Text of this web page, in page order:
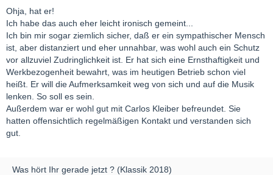
Ohja, hat er!
Ich habe das auch eher leicht ironisch gemeint...
Ich bin mir sogar ziemlich sicher, daß er ein sympathischer Mensch
ist, aber distanziert und eher unnahbar, was wohl auch ein Schutz
vor allzuviel Zudringlichkeit ist. Er hat sich eine Ernsthaftigkeit und
Werkbezogenheit bewahrt, was im heutigen Betrieb schon viel
heißt. Er will die Aufmerksamkeit weg von sich und auf die Musik
lenken. So soll es sein.
Außerdem war er wohl gut mit Carlos Kleiber befreundet. Sie
hatten offensichtlich regelmäßigen Kontakt und verstanden sich
gut.
Was hört Ihr gerade jetzt ? (Klassik 2018)